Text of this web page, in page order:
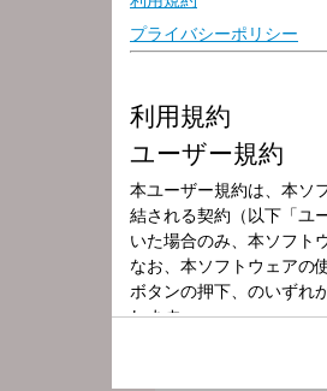
放送局
放送時間
2025年10
番組名
ぱんぱかカ